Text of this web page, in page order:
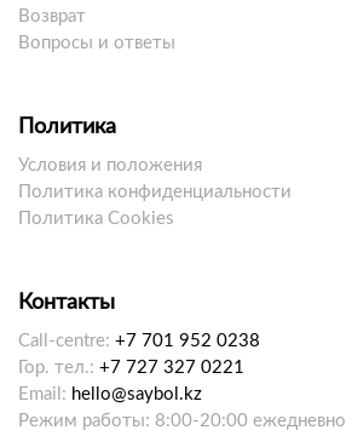
Возврат
Вопросы и ответы
Политика
Условия и положения
Политика конфиденциальности
Политика Cookies
Контакты
Call-centre: +7 701 952 0238
Гор. тел.: +7 727 327 0221
Email: hello@saybol.kz
Режим работы: 8:00-20:00 ежедневно